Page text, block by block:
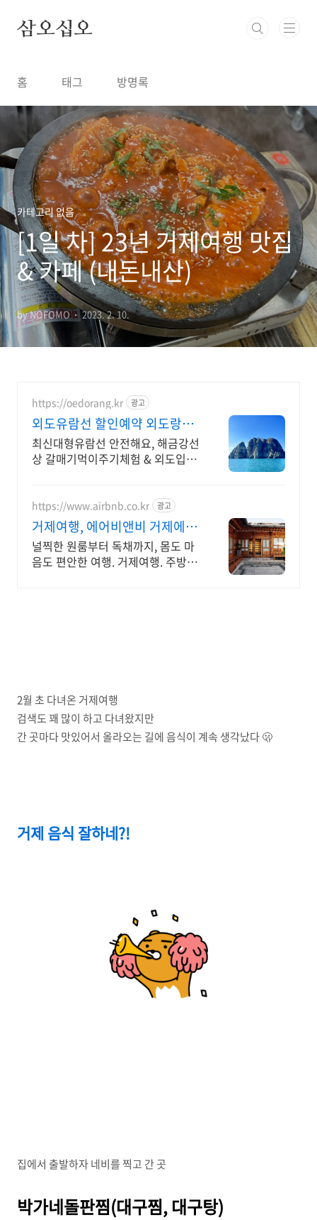
삼오십오
홈 태그 방명록
카테고리 없음
[1일 차] 23년 거제여행 맛집
& 카페 (내돈내산)
by NOFOMO 2023. 2. 10.
https://oedorang.kr 광고
외도유람선 할인예약 외도랑
200대 무료주차
최신대형유람선 안전해요, 해금강선
상 갈매기먹이주기체험 & 외도입도
https://www.airbnb.co.kr 광고
거제여행, 에어비앤비 거제에서
살아보기
널찍한 원룸부터 독채까지, 몸도 마
음도 편안한 여행. 거제여행. 주방,
2월 초 다녀온 거제여행
검색도 꽤 많이 하고 다녀왔지만
간 곳마다 맛있어서 올라오는 길에 음식이 계속 생각났다 🫢
거제 음식 잘하네?!
집에서 출발하자 네비를 찍고 간 곳
박가네돌판찜(대구찜, 대구탕)